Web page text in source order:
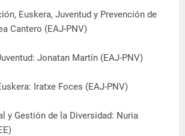
Euskera, Juventud y Prevención de
Cantero (EAJ-PNV)
Jonatan Martín (EAJ-PNV)
Iratxe Foces (EAJ-PNV)
y Gestión de la Diversidad: Nuria